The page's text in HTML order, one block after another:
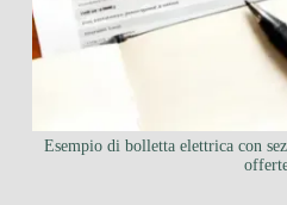
Esempio di bolletta elettrica con